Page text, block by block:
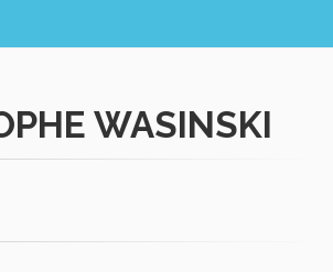
WASINSKI